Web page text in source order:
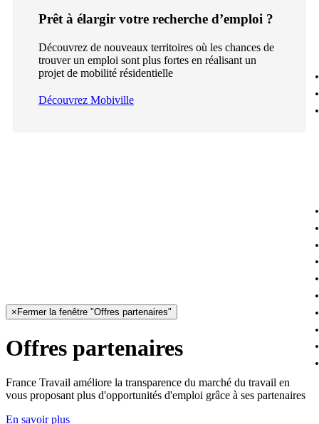
Prêt à élargir votre recherche d’emploi ?
Découvrez de nouveaux territoires où les chances de
trouver un emploi sont plus fortes en réalisant un
projet de mobilité résidentielle
Découvrez Mobiville
× Fermer la fenêtre "Offres partenaires"
Offres partenaires
France Travail améliore la transparence du marché du travail en
vous proposant plus d'opportunités d'emploi grâce à ses partenaires
En savoir plus